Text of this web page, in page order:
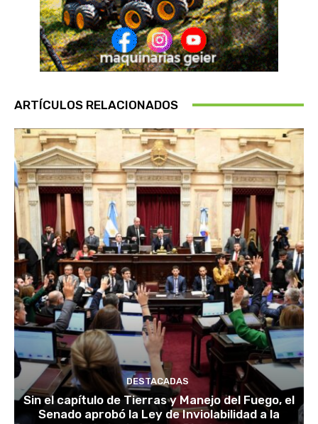
ARTÍCULOS RELACIONADOS
DESTACADAS
Sin el capítulo de Tierras y Manejo del Fuego, el
Senado aprobó la Ley de Inviolabilidad a la